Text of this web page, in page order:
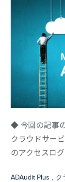
◆ 今回の記事
クラウドサー
のアクセスロ
ADAudit Plus , ク